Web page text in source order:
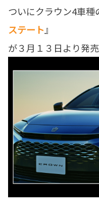
ついにクラウン4車種
ステート 』
が３月１３日より発